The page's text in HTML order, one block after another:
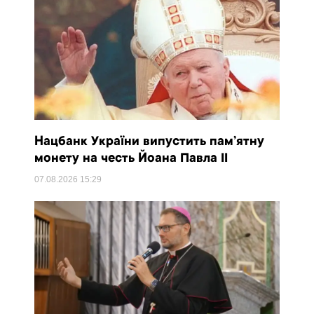
Нацбанк України випустить пам’ятну
монету на честь Йоана Павла II
07.08.2026 15:29